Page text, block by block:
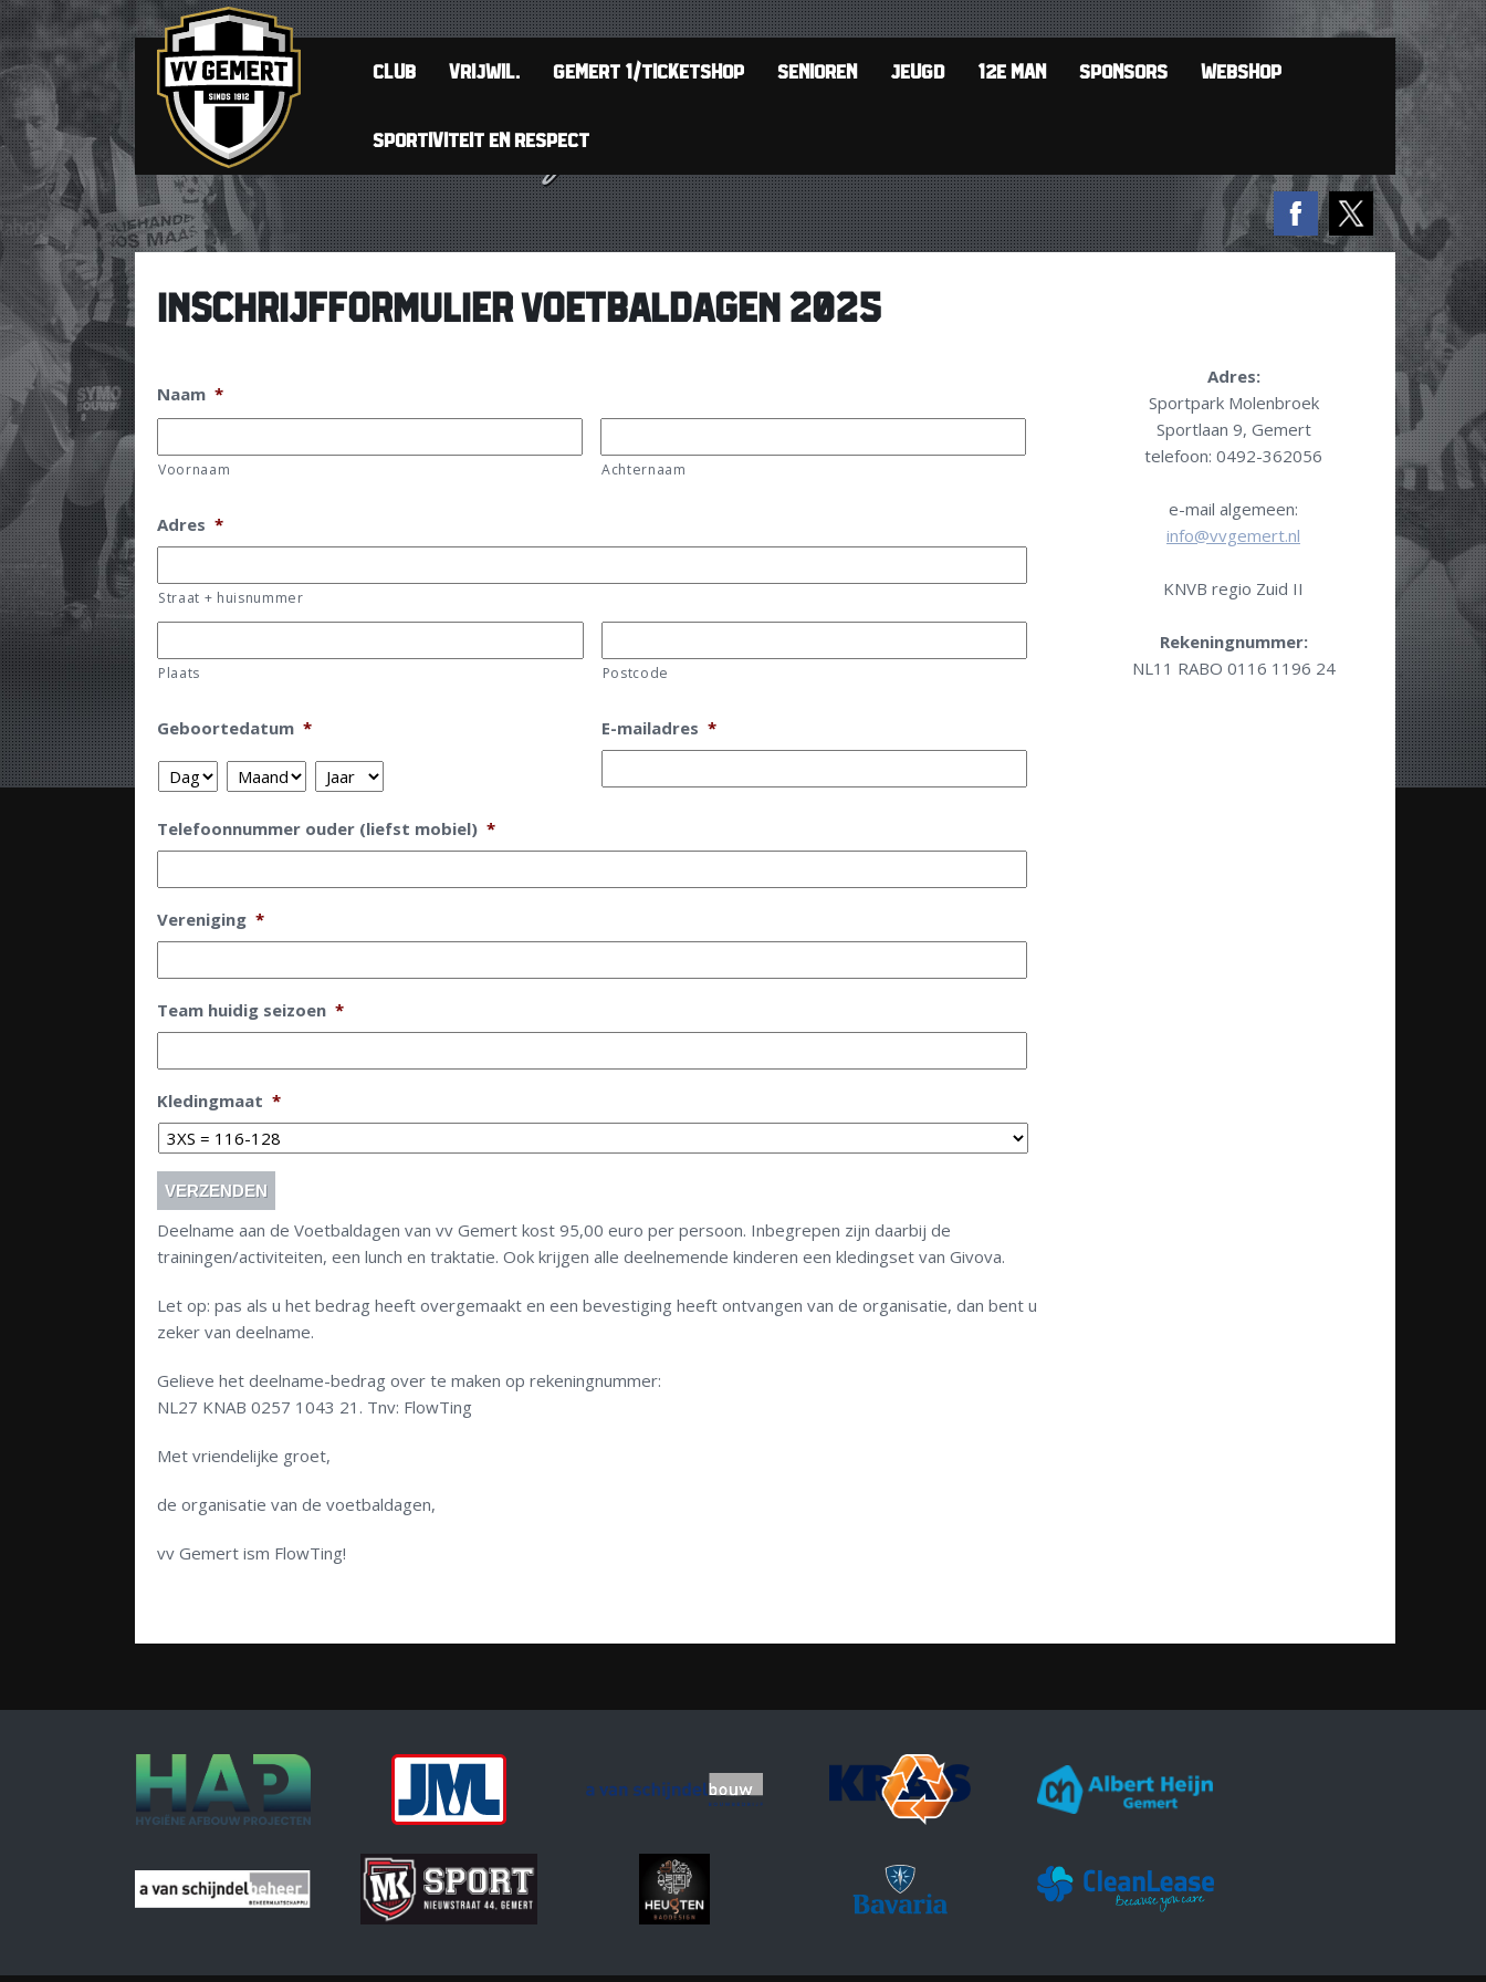
CLUB VRIJWIL. GEMERT 1/TICKETSHOP SENIOREN JEUGD 12E MAN SPONSORS WEBSHOP
SPORTIVITEIT EN RESPECT
INSCHRIJFFORMULIER VOETBALDAGEN 2025
Naam *
Voornaam Achternaam
Adres *
Straat + huisnummer
Plaats Postcode
Geboortedatum *
Dag Maand Jaar
E-mailadres *
Telefoonnummer ouder (liefst mobiel) *
Vereniging *
Team huidig seizoen *
Kledingmaat *
Deelname aan de Voetbaldagen van vv Gemert kost 95,00 euro per persoon. Inbegrepen zijn daarbij de
trainingen/activiteiten, een lunch en traktatie. Ook krijgen alle deelnemende kinderen een kledingset van Givova.
Let op: pas als u het bedrag heeft overgemaakt en een bevestiging heeft ontvangen van de organisatie, dan bent u
zeker van deelname.
Gelieve het deelname-bedrag over te maken op rekeningnummer:
NL27 KNAB 0257 1043 21. Tnv: FlowTing
Met vriendelijke groet,
de organisatie van de voetbaldagen,
vv Gemert ism FlowTing!
Adres:
Sportpark Molenbroek
Sportlaan 9, Gemert
telefoon: 0492-362056
e-mail algemeen:
info@vvgemert.nl
KNVB regio Zuid II
Rekeningnummer:
NL11 RABO 0116 1196 24